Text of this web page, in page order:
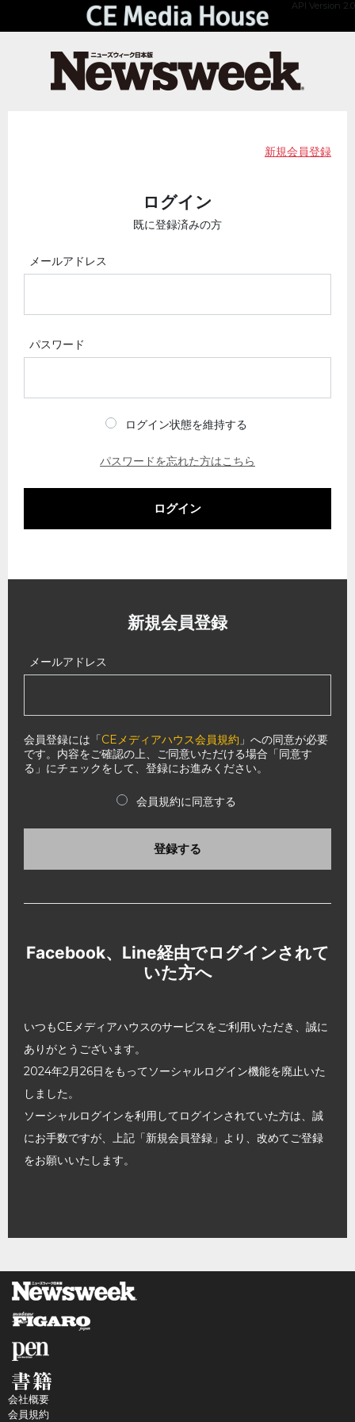
API Version 2.0
新規会員登録
ログイン
既に登録済みの方
メールアドレス
パスワード
ログイン状態を維持する
パスワードを忘れた方はこちら
ログイン
新規会員登録
メールアドレス
会員登録には「CEメディアハウス会員規約 」への同意が必要
です。内容をご確認の上、ご同意いただける場合「同意す
る」にチェックをして、登録にお進みください。
会員規約に同意する
登録する
Facebook、Line経由でログインされて
いた方へ
いつもCEメディアハウスのサービスをご利用いただき、誠に
ありがとうございます。
2024年2月26日をもってソーシャルログイン機能を廃止いた
しました。
ソーシャルログインを利用してログインされていた方は、誠
にお手数ですが、上記「新規会員登録」より、改めてご登録
をお願いいたします。
会社概要
会員規約